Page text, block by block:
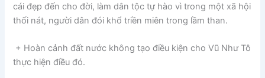
cái đẹp đến cho đời, làm dân tộc tự hào vì trong một xã hội
thối nát, người dân đói khổ triền miên trong lầm than.
+ Hoàn cảnh đất nước không tạo điều kiện cho Vũ Như Tô
thực hiện điều đó.